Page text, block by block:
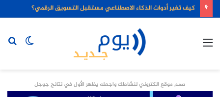
كيف تغير أدوات الذكاء الاصطناعي مستقبل التسويق الرقمي؟
الوضع
صمم موقع الكتروني لنشاطك واجعله يظهر الأول في نتائج جوجل